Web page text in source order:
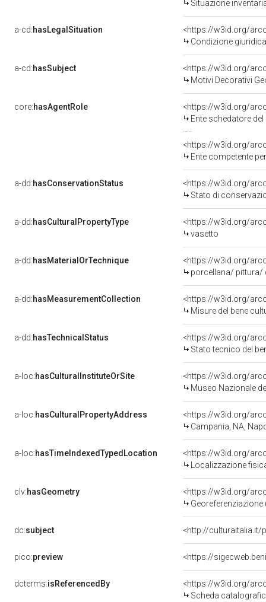
Situazione
a-cd:hasLegalSituation
Condizione
a-cd:hasSubject
<https://w3id.org/
Motivi Decorativi
core:hasAgentRole
<https://w3id.org/
Ente schedatore
<https://w3id.org/
Ente competente per
a-dd:hasConservationStatus
<https://w3id.org/
Stato di
a-dd:hasCulturalPropertyType
<https://w3id.org/
vasetto
a-dd:hasMaterialOrTechnique
<https://w3id.org/
porcellana/ pittura/
a-dd:hasMeasurementCollection
<https://w3id.org/
Misure del bene
a-dd:hasTechnicalStatus
<https://w3id.org/
Stato tecnico del
a-loc:hasCulturalInstituteOrSite
<https://w3id.org/
Museo Nazionale
a-loc:hasCulturalPropertyAddress
<https://w3id.org/
Campania, NA,
a-loc:hasTimeIndexedTypedLocation
<https://w3id.org/
Localizzazione
clv:hasGeometry
<https://w3id.org/
dc:subject <http://culturaitalia.it/
pico:preview <https://
dcterms:isReferencedBy
<https://w3id.org/
Scheda